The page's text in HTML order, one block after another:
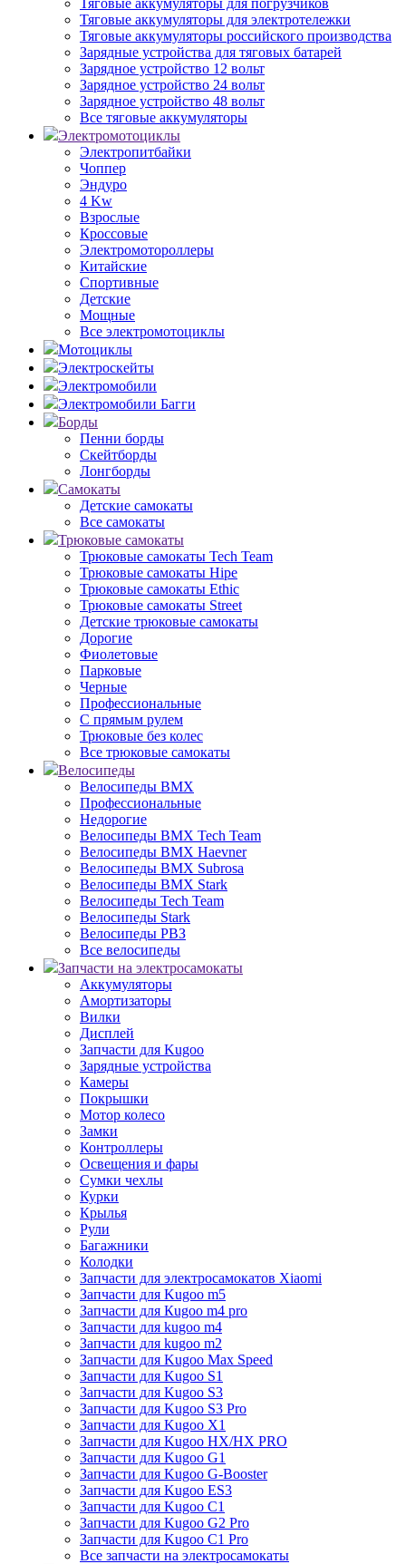
Тяговые аккумуляторы для погрузчиков
Тяговые аккумуляторы для электротележки
Тяговые аккумуляторы российского производства
Зарядные устройства для тяговых батарей
Зарядное устройство 12 вольт
Зарядное устройство 24 вольт
Зарядное устройство 48 вольт
Все тяговые аккумуляторы
Электромотоциклы
Электропитбайки
Чоппер
Эндуро
4 Kw
Взрослые
Кроссовые
Электромотороллеры
Китайские
Спортивные
Детские
Мощные
Все электромотоциклы
Мотоциклы
Электроскейты
Электромобили
Электромобили Багги
Борды
Пенни борды
Скейтборды
Лонгборды
Самокаты
Детские самокаты
Все самокаты
Трюковые самокаты
Трюковые самокаты Tech Team
Трюковые самокаты Hipe
Трюковые самокаты Ethic
Трюковые самокаты Street
Детские трюковые самокаты
Дорогие
Фиолетовые
Парковые
Черные
Профессиональные
С прямым рулем
Трюковые без колес
Все трюковые самокаты
Велосипеды
Велосипеды BMX
Профессиональные
Недорогие
Велосипеды BMX Tech Team
Велосипеды BMX Haevner
Велосипеды BMX Subrosa
Велосипеды BMX Stark
Велосипеды Tech Team
Велосипеды Stark
Велосипеды РВЗ
Все велосипеды
Запчасти на электросамокаты
Аккумуляторы
Амортизаторы
Вилки
Дисплей
Запчасти для Kugoo
Зарядные устройства
Камеры
Покрышки
Мотор колесо
Замки
Контроллеры
Освещения и фары
Сумки чехлы
Курки
Крылья
Рули
Багажники
Колодки
Запчасти для электросамокатов Xiaomi
Запчасти для Kugoo m5
Запчасти для Кugoo m4 pro
Запчасти для kugoo m4
Запчасти для kugoo m2
Запчасти для Kugoo Max Speed
Запчасти для Kugoo S1
Запчасти для Kugoo S3
Запчасти для Kugoo S3 Pro
Запчасти для Kugoo X1
Запчасти для Kugoo HX/HX PRO
Запчасти для Kugoo G1
Запчасти для Kugoo G-Booster
Запчасти для Kugoo ES3
Запчасти для Kugoo C1
Запчасти для Kugoo G2 Pro
Запчасти для Kugoo C1 Pro
Все запчасти на электросамокаты